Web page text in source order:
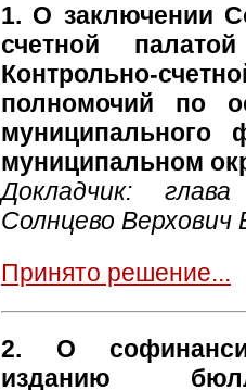
1. О заключении
счетной
Контрольно-
полномочий по
муниципального
муниципальном
Докладчик:
Солнцево Верхович
Принято решение...
2. О
изданию